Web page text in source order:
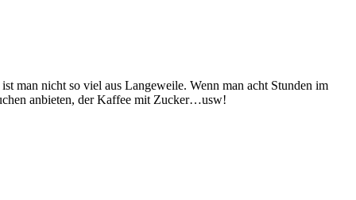
man nicht so viel aus Langeweile. Wenn man acht Stunden im
anbieten, der Kaffee mit Zucker…usw!